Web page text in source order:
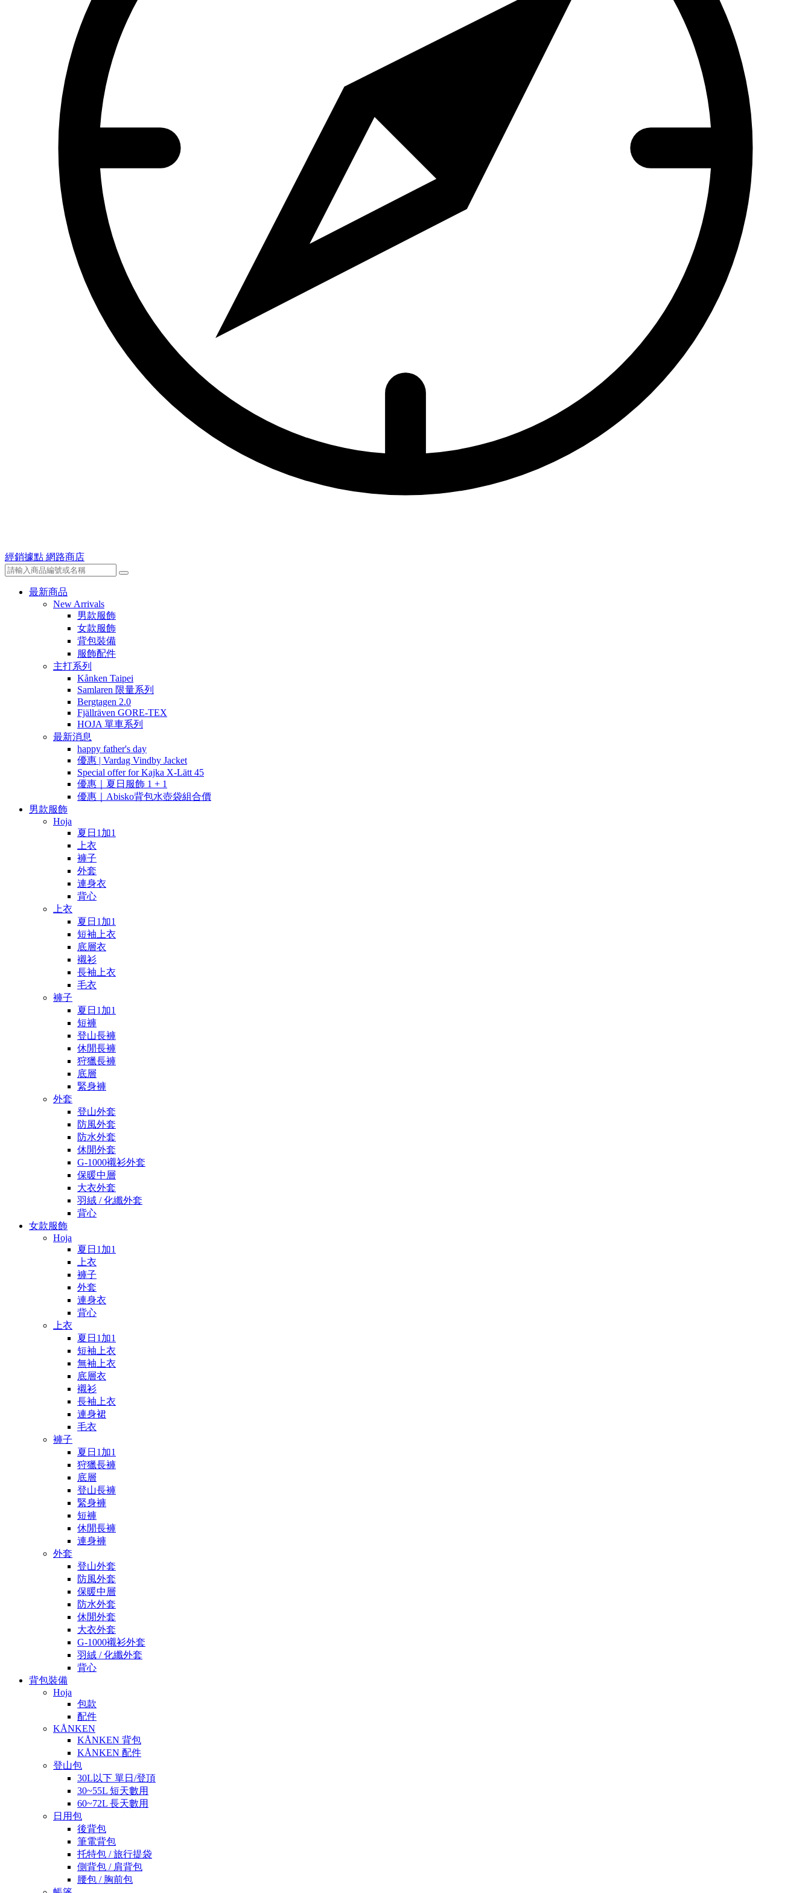
經銷據點 網路商店
最新商品
New Arrivals
男款服飾
女款服飾
背包裝備
服飾配件
主打系列
Kånken Taipei
Samlaren 限量系列
Bergtagen 2.0
Fjällräven GORE-TEX
HOJA 單車系列
最新消息
happy father's day
優惠 | Vardag Vindby Jacket
Special offer for Kajka X-Lätt 45
優惠｜夏日服飾 1 + 1
優惠｜Abisko背包水壺袋組合價
男款服飾
Hoja
夏日1加1
上衣
褲子
外套
連身衣
背心
上衣
夏日1加1
短袖上衣
底層衣
襯衫
長袖上衣
毛衣
褲子
夏日1加1
短褲
登山長褲
休閒長褲
狩獵長褲
底層
緊身褲
外套
登山外套
防風外套
防水外套
休閒外套
G-1000襯衫外套
保暖中層
大衣外套
羽絨 / 化纖外套
背心
女款服飾
Hoja
夏日1加1
上衣
褲子
外套
連身衣
背心
上衣
夏日1加1
短袖上衣
無袖上衣
底層衣
襯衫
長袖上衣
連身裙
毛衣
褲子
夏日1加1
狩獵長褲
底層
登山長褲
緊身褲
短褲
休閒長褲
連身褲
外套
登山外套
防風外套
保暖中層
防水外套
休閒外套
大衣外套
G-1000襯衫外套
羽絨 / 化纖外套
背心
背包裝備
Hoja
包款
配件
KÅNKEN
KÅNKEN 背包
KÅNKEN 配件
登山包
30L以下 單日/登頂
30~55L 短天數用
60~72L 長天數用
日用包
後背包
筆電背包
托特包 / 旅行提袋
側背包 / 肩背包
腰包 / 胸前包